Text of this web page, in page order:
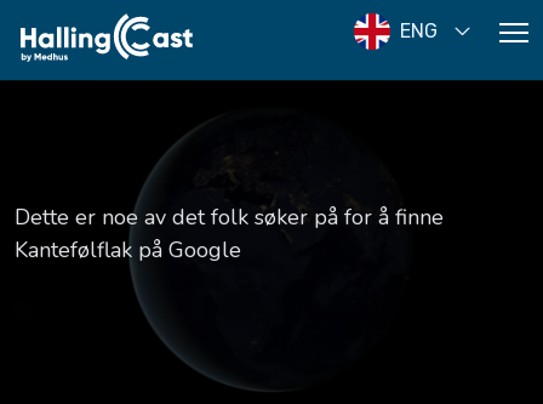
ENG
Dette er noe av det folk søker på for å finne
Kantefølflak på Google